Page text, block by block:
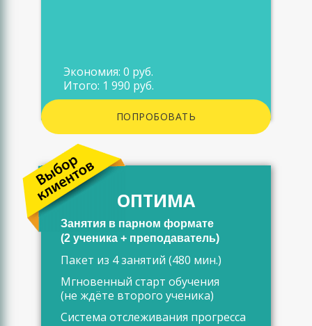
Экономия: 0 руб.
Итого: 1 990 руб.
ПОПРОБОВАТЬ
ОПТИМА
Занятия в парном формате
(2 ученика + преподаватель)
Пакет из 4 занятий (480 мин.)
Мгновенный старт обучения
(не ждёте второго ученика)
Система отслеживания прогресса